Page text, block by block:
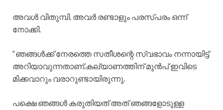
അവൾ വിതുമ്പി. അവർ രണ്ടാളും പരസ്പരം ഒന്ന്
നോക്കി.
“ഞങ്ങൾക്ക് നേരത്തെ സതീശന്റെ സ്വഭാവം നന്നായിട്ട്
അറിയാവുന്നതാണ്.കല്യാണത്തിന് മുൻപ് ഇവിടെ
മിക്കവാറും വരാറുണ്ടായിരുന്നു.
പക്ഷെ ഞങ്ങൾ കരുതിയത് അത് ഞങ്ങളോടുള്ള